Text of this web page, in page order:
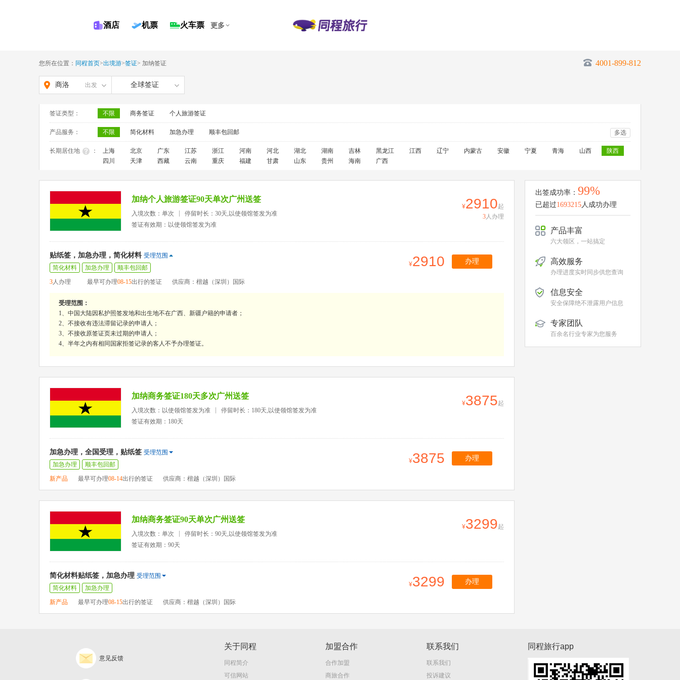
酒店 机票 火车票 更多
您所在位置： 同程首页>出境游>签证> 加纳签证 4001-899-812
商洛 出发 全球签证
签证类型： 不限 商务签证 个人旅游签证
产品服务： 不限 简化材料 加急办理 顺丰包回邮 多选
长期居住地 ： 上海 北京 广东 江苏 浙江 河南 河北 湖北 湖南 吉林 黑龙江 江西 辽宁 内蒙古 安徽 宁夏 青海 山西
陕西
四川
天津 西藏 云南 重庆 福建 甘肃 山东 贵州 海南 广西
加纳个人旅游签证90天单次广州送签
入境次数：单次
停留时长：30天,以使领馆签发为准
签证有效期：以使领馆签发为准
2910起
3人办理
贴纸签，加急办理，简化材料 受理范围
简化材料
加急办理
顺丰包回邮
3人办理 最早可办理08-15出行的签证 供应商：楷越（深圳）国际
2910 办理
受理范围：
1、中国大陆因私护照签发地和出生地不在广西、新疆户籍的申请者；
2、不接收有违法滞留记录的申请人；
3、不接收原签证页未过期的申请人；
4、半年之内有相同国家拒签记录的客人不予办理签证。
加纳商务签证180天多次广州送签
入境次数：以使领馆签发为准
停留时长：180天,以使领馆签发为准
签证有效期：180天
3875起
加急办理，全国受理，贴纸签 受理范围
加急办理
顺丰包回邮
新产品
最早可办理08-14出行的签证 供应商：楷越（深圳）国际
3875 办理
加纳商务签证90天单次广州送签
入境次数：单次
停留时长：90天,以使领馆签发为准
签证有效期：90天
3299起
简化材料贴纸签，加急办理 受理范围
简化材料
加急办理
新产品
最早可办理08-15出行的签证 供应商：楷越（深圳）国际
3299 办理
出签成功率： 99%
已超过1693215人成功办理
产品丰富
六大领区，一站搞定
高效服务
办理进度实时同步供您查询
信息安全
安全保障绝不泄露用户信息
专家团队
百余名行业专家为您服务
意见反馈
关于同程
同程简介
可信网站
加盟合作
合作加盟
商旅合作
联系我们
联系我们
投诉建议
同程旅行app